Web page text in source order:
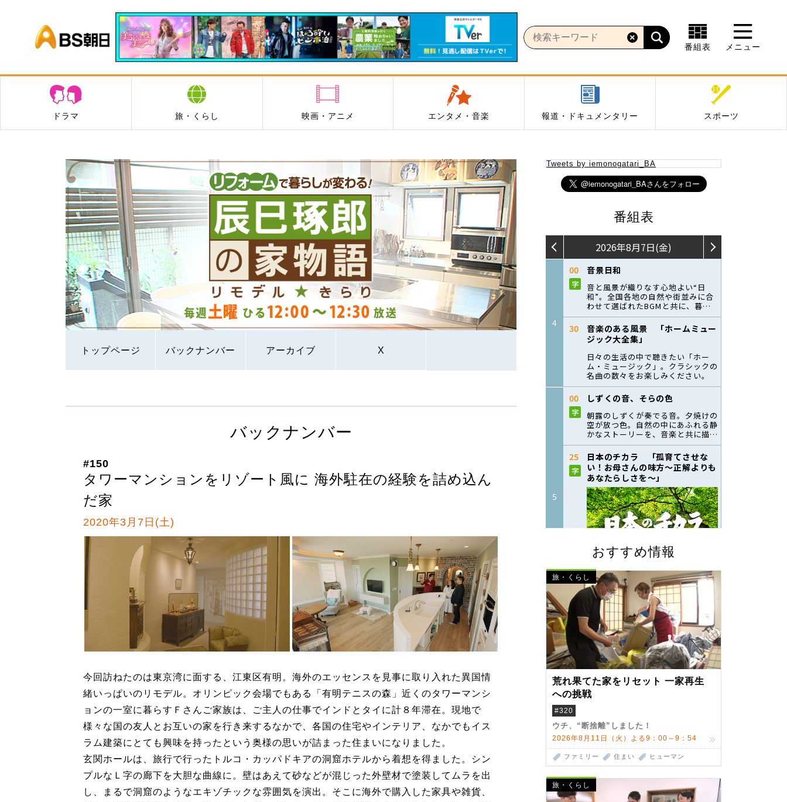
BS朝日
番組表 メニュー
ドラマ 旅・くらし 映画・アニメ エンタメ・音楽 報道・ドキュメンタリー スポーツ
トップページ バックナンバー アーカイブ X
Tweets by iemonogatari_BA
番組表
おすすめ情報
旅・くらし
荒れ果てた家をリセット 一家再生
への挑戦
#320
ウチ、“断捨離”しました！
2026年8月11日（火）よる9：00～9：54
ファミリー 住まい ヒューマン
旅・くらし
バックナンバー
#150
タワーマンションをリゾート風に 海外駐在の経験を詰め込ん
だ家
2020年3月7日(土)
今回訪ねたのは東京湾に面する、江東区有明。海外のエッセンスを見事に取り入れた異国情
緒いっぱいのリモデル。オリンピック会場でもある「有明テニスの森」近くのタワーマンシ
ョンの一室に暮らすＦさんご家族は、ご主人の仕事でインドとタイに計８年滞在。現地で
様々な国の友人とお互いの家を行き来するなかで、各国の住宅やインテリア、なかでもイス
ラム建築にとても興味を持ったという奥様の思いが詰まった住まいになりました。
玄関ホールは、旅行で行ったトルコ・カッパドキアの洞窟ホテルから着想を得ました。シン
プルなＬ字の廊下を大胆な曲線に。壁はあえて砂などが混じった外壁材で塗装してムラを出
し、まるで洞窟のようなエキゾチックな雰囲気を演出。そこに海外で購入した家具や雑貨、